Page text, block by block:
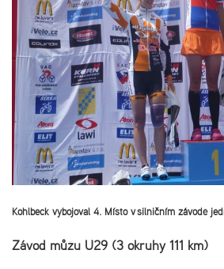
Kohlbeck vybojoval 4. Místo v silničním závodě
Závod můžu U29 (3 okruhy 111 km)